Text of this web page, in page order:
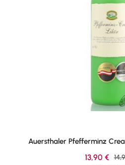
Auersthaler Pfefferminz
13,90 €